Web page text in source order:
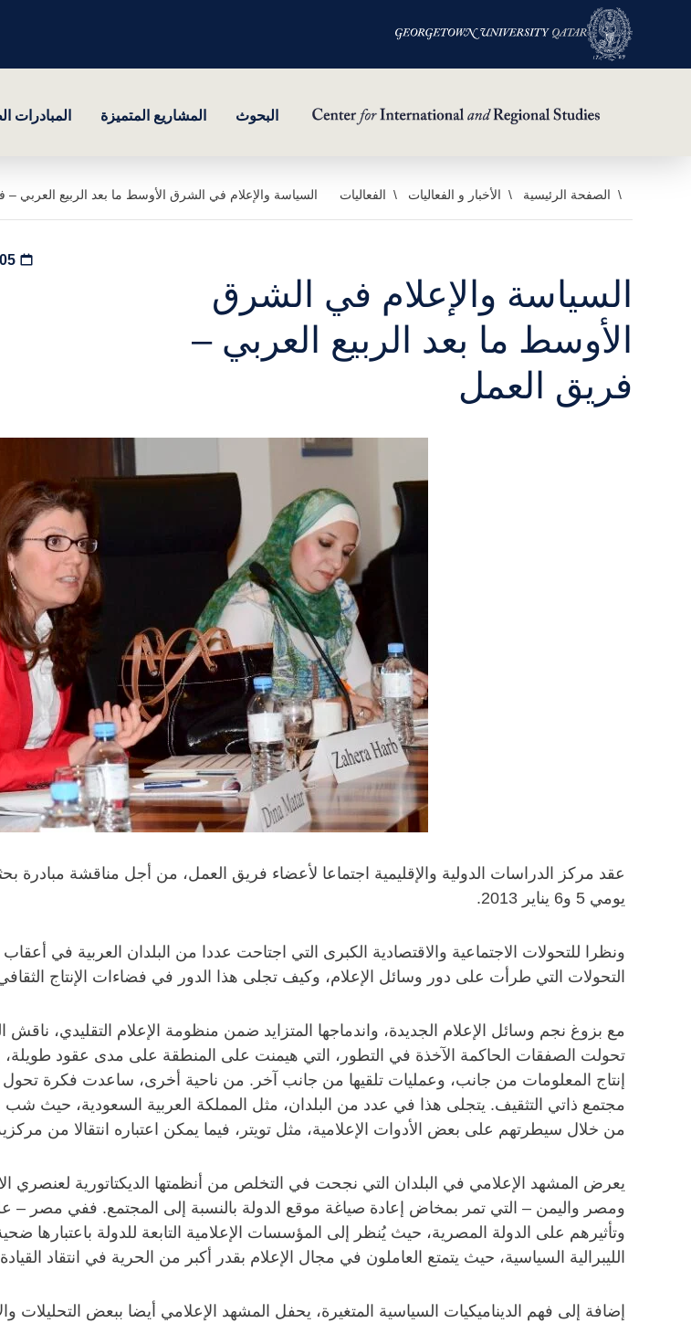
البحوث المشاريع المتميزة المبادرات
الصفحة الرئيسية الأخبار و الفعاليات الفعاليات السياسة والإعلام في الشرق الأوسط ما بعد الربيع العربي –
السياسة والإعلام في الشرق
الأوسط ما بعد الربيع العربي –
فريق العمل
عقد مركز الدراسات الدولية والإقليمية اجتماعا لأعضاء فريق العمل، من أجل مناقشة مبادرة
يومي 5 و6 يناير 2013.
ونظرا للتحولات الاجتماعية والاقتصادية الكبرى التي اجتاحت عددا من البلدان العربية في
التحولات التي طرأت على دور وسائل الإعلام، وكيف تجلى هذا الدور في فضاءات الإنتاج
مع بزوغ نجم وسائل الإعلام الجديدة، واندماجها المتزايد ضمن منظومة الإعلام التقليدي،
تحولت الصفقات الحاكمة الآخذة في التطور، التي هيمنت على المنطقة على مدى عقود
إنتاج المعلومات من جانب، وعمليات تلقيها من جانب آخر. من ناحية أخرى، ساعدت فكرة
مجتمع ذاتي التثقيف. يتجلى هذا في عدد من البلدان، مثل المملكة العربية السعودية، حيث
من خلال سيطرتهم على بعض الأدوات الإعلامية، مثل تويتر، فيما يمكن اعتباره انتقالا من
يعرض المشهد الإعلامي في البلدان التي نجحت في التخلص من أنظمتها الديكتاتورية لعنصري
ومصر واليمن – التي تمر بمخاض إعادة صياغة موقع الدولة بالنسبة إلى المجتمع. ففي مصر –
وتأثيرهم على الدولة المصرية، حيث يُنظر إلى المؤسسات الإعلامية التابعة للدولة باعتبارها
الليبرالية السياسية، حيث يتمتع العاملون في مجال الإعلام بقدر أكبر من الحرية في انتقاد
إضافة إلى فهم الديناميكيات السياسية المتغيرة، يحفل المشهد الإعلامي أيضا ببعض التحليلات